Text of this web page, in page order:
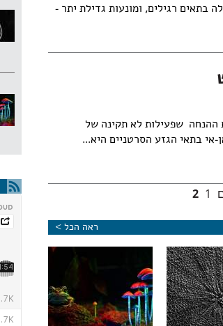
בתאים רגילים, ומונעות גדילת יתר -
ההנחה שפעילות לא תקינה של
אי בתאי הגזע הסרטניים היא...
1
2
ראה הכל >